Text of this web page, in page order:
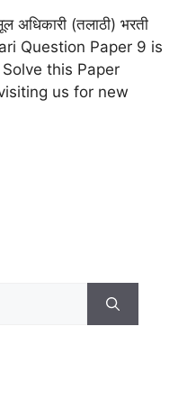
अधिकारी (तलाठी) भरती
Question Paper 9 is
this Paper
us for new